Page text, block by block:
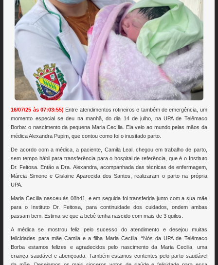
16/07/25 às 07:03:55) Entre atendimentos rotineiros e também de emergência, um
momento especial se deu na manhã, do dia 14 de julho, na UPA de Telêmaco
Borba: o nascimento da pequena Maria Cecília. Ela veio ao mundo pelas mãos da
médica Alexandra Pupim, que contou como foi o inusitado parto.
De acordo com a médica, a paciente, Camila Leal, chegou em trabalho de parto,
sem tempo hábil para transferência para o hospital de referência, que é o Instituto
Dr. Feitosa. Então a Dra. Alexandra, acompanhada das técnicas de enfermagem,
Márcia Simone e Gislaine Aparecida dos Santos, realizaram o parto na própria
UPA.
Maria Cecília nasceu às 08h41, e em seguida foi transferida junto com a sua mãe
para o Instituto Dr. Feitosa, para continuidade dos cuidados, ondem ambas
passam bem. Estima-se que a bebê tenha nascido com mais de 3 quilos.
A médica se mostrou feliz pelo sucesso do atendimento e desejou muitas
felicidades para mãe Camila e a filha Maria Cecília. “Nós da UPA de Telêmaco
Borba estamos felizes e agradecidos pelo nascimento da Maria Cecilia, uma
criança saudável e abençoada. Também estamos contentes pelo parto saudável